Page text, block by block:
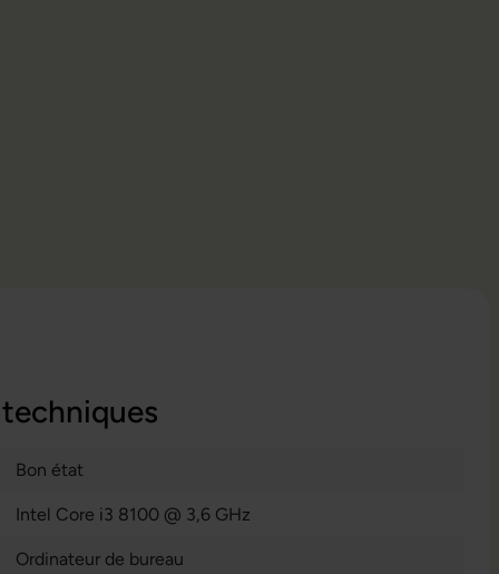
Bon état
Intel Core i3 8100 @ 3,6 GHz
Ordinateur de bureau